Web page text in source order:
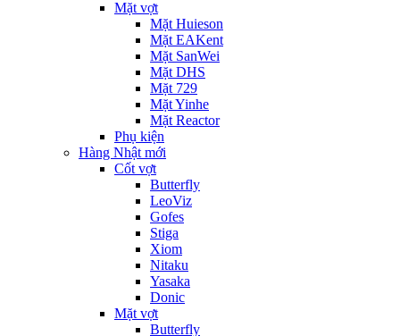
Mặt vợt
Mặt Huieson
Mặt EAKent
Mặt SanWei
Mặt DHS
Mặt 729
Mặt Yinhe
Mặt Reactor
Phụ kiện
Hàng Nhật mới
Cốt vợt
Butterfly
LeoViz
Gofes
Stiga
Xiom
Nitaku
Yasaka
Donic
Mặt vợt
Butterfly